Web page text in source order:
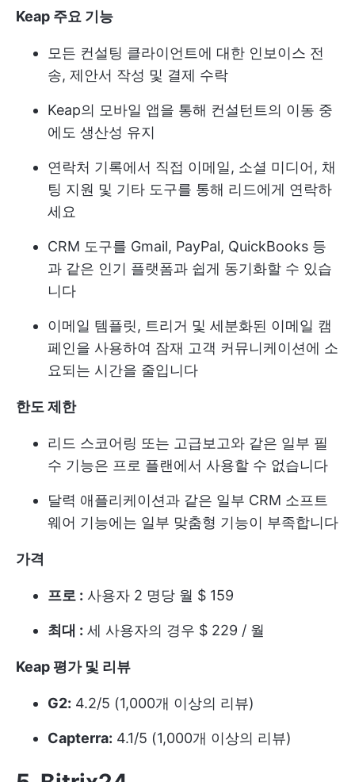
Keap 주요 기능
모든 컨설팅 클라이언트에 대한 인보이스 전
송, 제안서 작성 및 결제 수락
Keap의 모바일 앱을 통해 컨설턴트의 이동 중
에도 생산성 유지
연락처 기록에서 직접 이메일, 소셜 미디어, 채
팅 지원 및 기타 도구를 통해 리드에게 연락하
세요
CRM 도구를 Gmail, PayPal, QuickBooks 등
과 같은 인기 플랫폼과 쉽게 동기화할 수 있습
니다
이메일 템플릿, 트리거 및 세분화된 이메일 캠
페인을 사용하여 잠재 고객 커뮤니케이션에 소
요되는 시간을 줄입니다
한도 제한
리드 스코어링 또는 고급보고와 같은 일부 필
수 기능은 프로 플랜에서 사용할 수 없습니다
달력 애플리케이션과 같은 일부 CRM 소프트
웨어 기능에는 일부 맞춤형 기능이 부족합니다
가격
프로 : 사용자 2 명당 월 $ 159
최대 : 세 사용자의 경우 $ 229 / 월
Keap 평가 및 리뷰
G2: 4.2/5 (1,000개 이상의 리뷰)
Capterra: 4.1/5 (1,000개 이상의 리뷰)